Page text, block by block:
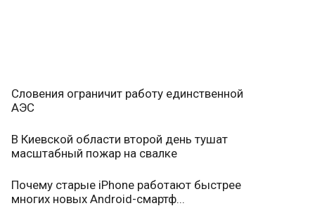
Словения ограничит работу единственной
АЭС
В Киевской области второй день тушат
масштабный пожар на свалке
Почему старые iPhone работают быстрее
многих новых Android-смартф...